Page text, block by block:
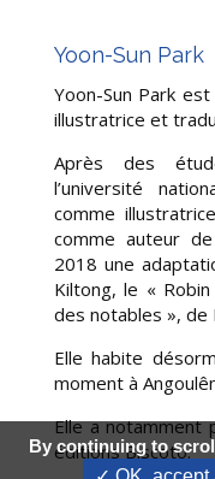
Yoon-Sun Park
Yoon-Sun Park
illustratrice et
Après des
l’université
comme
comme auteur
2018 une
Kiltong, le «
des notables », de
Elle habite
moment à
Elle a notamment
éditions Biscoto.
By continuing to